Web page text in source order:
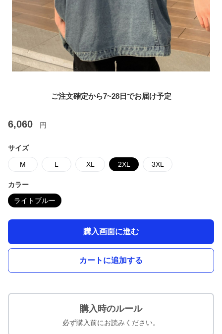
ご注文確定から7~28日でお届け予定
6,060 円
サイズ
M L XL 2XL 3XL
カラー
ライトブルー
購入画面に進む
カートに追加する
購入時のルール
必ず購入前にお読みください。